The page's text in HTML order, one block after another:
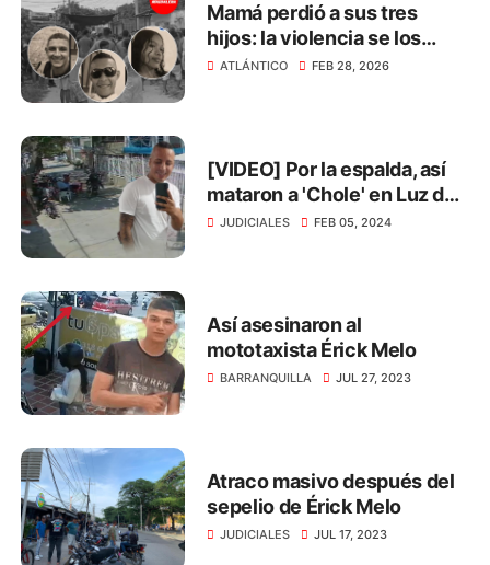
Mamá perdió a sus tres
hijos: la violencia se los
arrebató en menos de 3
ATLÁNTICO FEB 28, 2026
[VIDEO] Por la espalda, así
mataron a 'Chole' en Luz del
Mundo
JUDICIALES FEB 05, 2024
Así asesinaron al
mototaxista Érick Melo
BARRANQUILLA JUL 27, 2023
Atraco masivo después del
sepelio de Érick Melo
JUDICIALES JUL 17, 2023